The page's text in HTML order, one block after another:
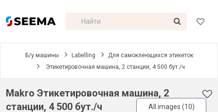
Б/у машины Labelling
Для самоклеющихся этикеток
Этикетировочная машина, 2 станции, 4 500 бут./ч
Makro Этикетировочная машина, 2
станции, 4 500 бут./ч
All images (10)